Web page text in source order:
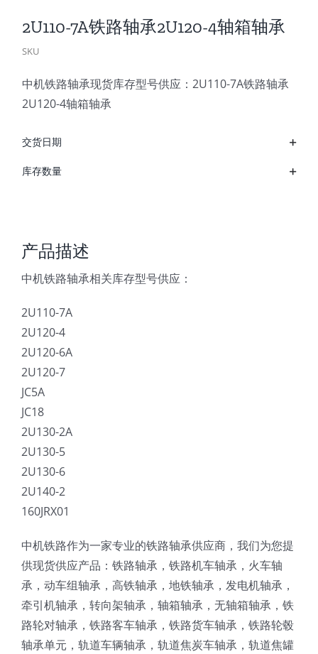
2U110-7A铁路轴承2U120-4轴箱轴承
SKU
中机铁路轴承现货库存型号供应：2U110-7A铁路轴承
2U120-4轴箱轴承
交货日期
库存数量
产品描述
中机铁路轴承相关库存型号供应：
2U110-7A
2U120-4
2U120-6A
2U120-7
JC5A
JC18
2U130-2A
2U130-5
2U130-6
2U140-2
160JRX01
中机铁路作为一家专业的铁路轴承供应商，我们为您提
供现货供应产品：铁路轴承，铁路机车轴承，火车轴
承，动车组轴承，高铁轴承，地铁轴承，发电机轴承，
牵引机轴承，转向架轴承，轴箱轴承，无轴箱轴承，铁
路轮对轴承，铁路客车轴承，铁路货车轴承，铁路轮毂
轴承单元，轨道车辆轴承，轨道焦炭车轴承，轨道焦罐